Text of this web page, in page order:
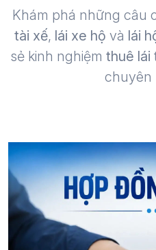
Khám phá những câu
tài xế, lái xe hộ và lái
sẻ kinh nghiệm thuê lái
chuyên